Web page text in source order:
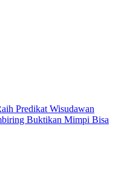
Predikat Wisudawan
Buktikan Mimpi Bisa